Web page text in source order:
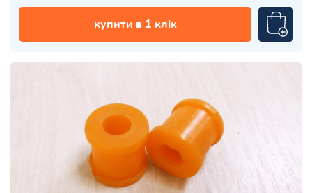
купити в 1 клік